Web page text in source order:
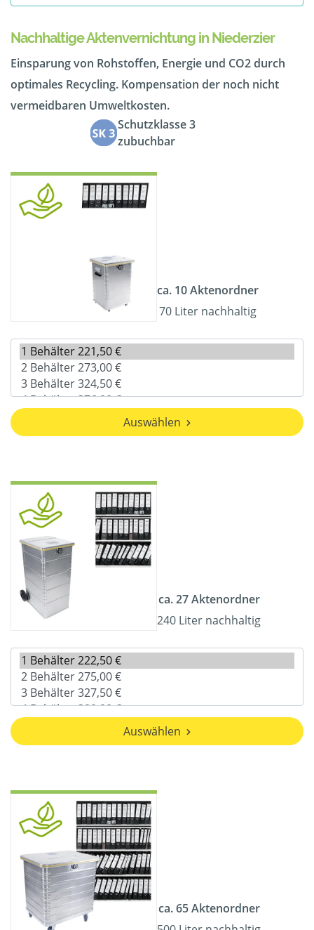
Nachhaltige Aktenvernichtung in Niederzier
Einsparung von Rohstoffen, Energie und CO2 durch
optimales Recycling. Kompensation der noch nicht
vermeidbaren Umweltkosten.
Schutzklasse 3
zubuchbar
ca. 10 Aktenordner
70 Liter nachhaltig
Auswählen
ca. 27 Aktenordner
240 Liter nachhaltig
Auswählen
ca. 65 Aktenordner